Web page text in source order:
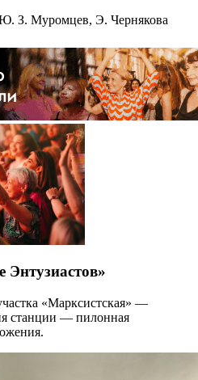
З. Муромцев, Э. Чернякова
Энтузиастов»
«Марксистская» —
станции — пилонная